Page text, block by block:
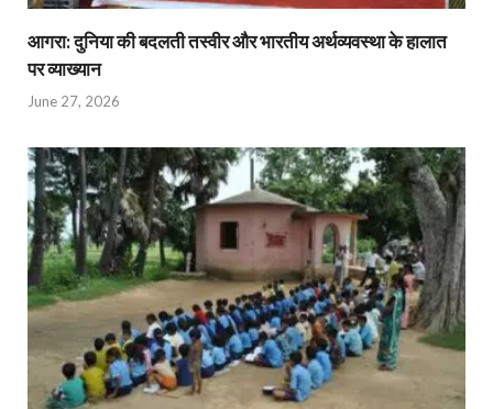
आगरा: दुनिया की बदलती तस्वीर और भारतीय अर्थव्यवस्था के हालात
पर व्याख्यान
June 27, 2026